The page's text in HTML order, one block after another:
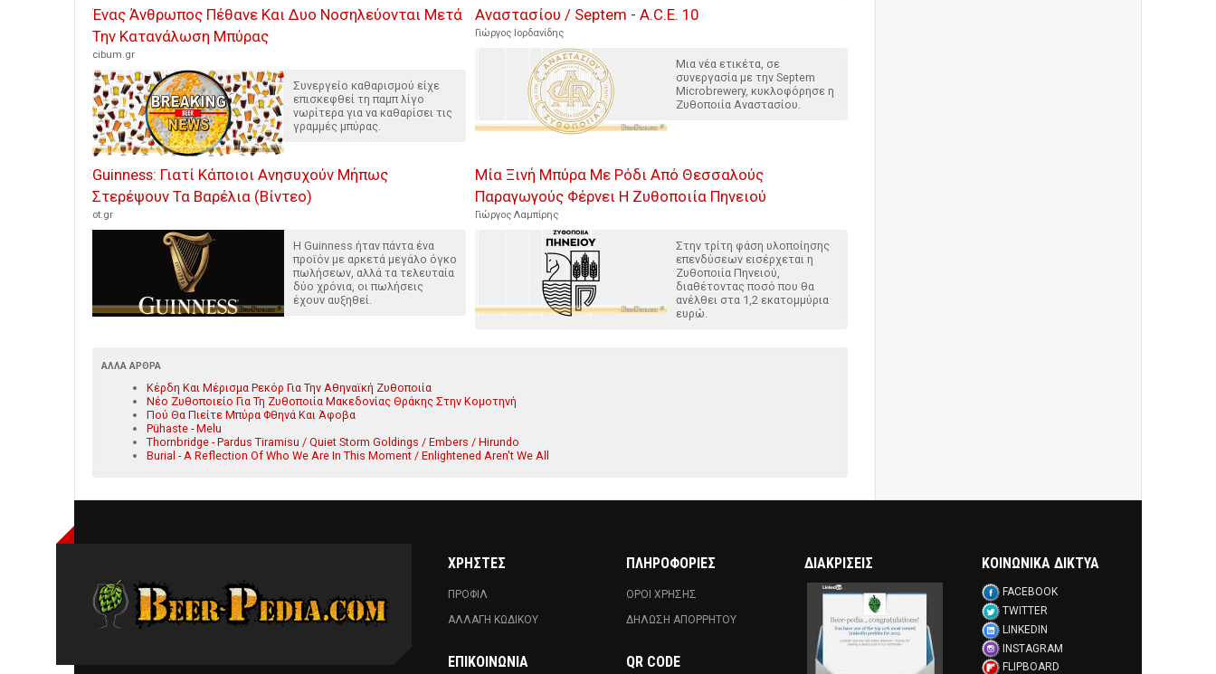
Ένας Άνθρωπος Πέθανε Και Δυο Νοσηλεύονται Μετά
Την Κατανάλωση Μπύρας
cibum.gr
Συνεργείο καθαρισμού είχε
επισκεφθεί τη παμπ λίγο
νωρίτερα για να καθαρίσει τις
γραμμές μπύρας.
Αναστασίου / Septem - A.C.E. 10
Γιώργος Ιορδανίδης
Μια νέα ετικέτα, σε
συνεργασία με την Septem
Microbrewery, κυκλοφόρησε η
Ζυθοποιία Αναστασίου.
Guinness: Γιατί Κάποιοι Ανησυχούν Μήπως
Στερέψουν Τα Βαρέλια (Βίντεο)
ot.gr
H Guinness ήταν πάντα ένα
προϊόν με αρκετά μεγάλο όγκο
πωλήσεων, αλλά τα τελευταία
δύο χρόνια, οι πωλήσεις
έχουν αυξηθεί.
Μία Ξινή Μπύρα Με Ρόδι Από Θεσσαλούς
Παραγωγούς Φέρνει Η Ζυθοποιία Πηνειού
Γιώργος Λαμπίρης
Στην τρίτη φάση υλοποίησης
επενδύσεων εισέρχεται η
Ζυθοποιία Πηνειού,
διαθέτοντας ποσό που θα
ανέλθει στα 1,2 εκατομμύρια
ευρώ.
ΆΛΛΑ ΆΡΘΡΑ
Κέρδη Και Μέρισμα Ρεκόρ Για Την Αθηναϊκή Ζυθοποιία
Νέο Ζυθοποιείο Για Τη Ζυθοποιία Μακεδονίας Θράκης Στην Κομοτηνή
Πού Θα Πιείτε Μπύρα Φθηνά Και Άφοβα
Pühaste - Melu
Thornbridge - Pardus Tiramisu / Quiet Storm Goldings / Embers / Hirundo
Burial - A Reflection Of Who We Are In This Moment / Enlightened Aren't We All
ΧΡΗΣΤΕΣ
ΠΡΟΦΙΛ
ΑΛΛΑΓΗ ΚΩΔΙΚΟΥ
ΕΠΙΚΟΙΝΩΝΊΑ
ΠΛΗΡΟΦΟΡΙΕΣ
ΟΡΟΙ ΧΡΗΣΗΣ
ΔΗΛΩΣΗ ΑΠΟΡΡΗΤΟΥ
QR CODE
ΔΙΑΚΡΊΣΕΙΣ ΚΟΙΝΩΝΙΚΑ ΔΙΚΤΥΑ
FACEBOOK
TWITTER
LINKEDIN
INSTAGRAM
FLIPBOARD